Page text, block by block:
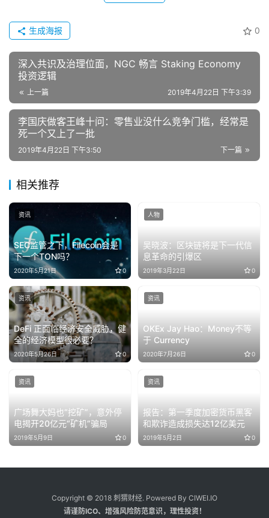
0
生成海报
深入共识及治理位面，NGC 畅言 Staking Economy
投资逻辑
上一篇 2019年4月22日 下午3:39
李国庆做客王峰十问：零售业没什么竞争门槛，经常是
死一个又上了一批
下一篇
2019年4月22日 下午3:50
相关推荐
SEC监管之下，Filecoin会是
下一个TON吗？
2020年5月21日 0
资讯
吴晓波：区块链将是下一代信
息革命的引爆区
2019年3月22日 0
人物
DeFi 正面临经济安全威胁，健
全的经济模型很必要？
2020年5月26日 0
资讯
OKEx Jay Hao：Money不等
于 Currency
2020年7月26日 0
资讯
广场舞大妈也“挖矿”，意外停
电揭开20亿元“矿机”骗局
2019年5月9日 0
资讯
报告：第一季度加密货币黑客
和欺诈造成损失达12亿美元
2019年5月2日 0
资讯
Copyright © 2018 刺猬财经. Powered By CIWEI.IO
请谨防ICO、增强风险防范意识，理性投资！